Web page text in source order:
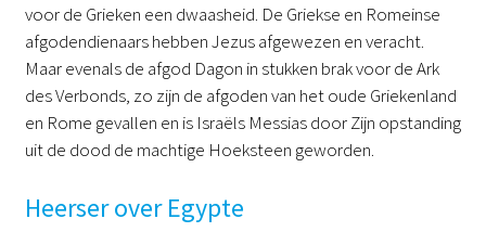
voor de Grieken een dwaasheid. De Griekse en Romeinse
afgodendienaars hebben Jezus afgewezen en veracht.
Maar evenals de afgod Dagon in stukken brak voor de Ark
des Verbonds, zo zijn de afgoden van het oude Griekenland
en Rome gevallen en is Israëls Messias door Zijn opstanding
uit de dood de machtige Hoeksteen geworden.
Heerser over Egypte